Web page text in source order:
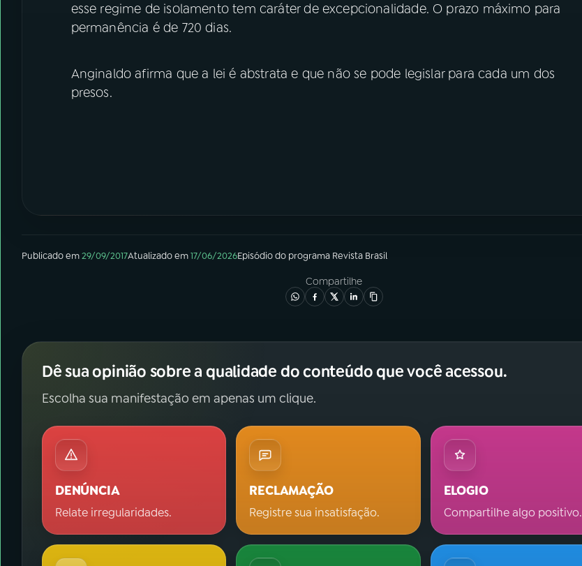
esse regime de isolamento tem caráter de excepcionalidade. O prazo máximo para
permanência é de 720 dias.
Anginaldo afirma que a lei é abstrata e que não se pode legislar para cada um dos
presos.
Publicado em29/09/2017Atualizado em17/06/2026Episódiodo programa Revista Brasil
Compartilhe
Dê sua opinião sobre a qualidade do conteúdo que você acessou.
Escolha sua manifestação em apenas um clique.
DENÚNCIA
Relate irregularidades.
RECLAMAÇÃO
Registre sua insatisfação.
ELOGIO
Compartilhe algo positivo.